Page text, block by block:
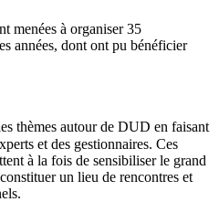
menées à organiser 35
années, dont ont pu bénéficier
thèmes autour de DUD en faisant
et des gestionnaires. Ces
à la fois de sensibiliser le grand
un lieu de rencontres et